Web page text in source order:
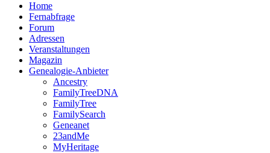
Home
Fernabfrage
Forum
Adressen
Veranstaltungen
Magazin
Genealogie-Anbieter
Ancestry
FamilyTreeDNA
FamilyTree
FamilySearch
Geneanet
23andMe
MyHeritage